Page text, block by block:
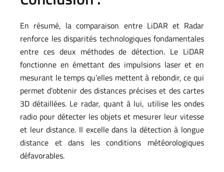
En résumé, la comparaison entre LiDAR et Radar
renforce les disparités technologiques fondamentales
entre ces deux méthodes de détection. Le LiDAR
fonctionne en émettant des impulsions laser et en
mesurant le temps qu’elles mettent à rebondir, ce qui
permet d’obtenir des distances précises et des cartes
3D détaillées. Le radar, quant à lui, utilise les ondes
radio pour détecter les objets et mesurer leur vitesse
et leur distance. Il excelle dans la détection à longue
distance et dans les conditions météorologiques
défavorables.